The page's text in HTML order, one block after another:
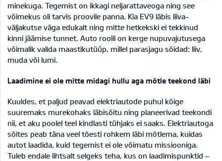
minekuga. Tegemist on ikkagi neljarattaveoga ning see
võimekus oli tarvis proovile panna. Kia EV9 läbis liiva-
väljakutse väga edukalt ning mitte hetkekski ei tekkinud
kinni jäämise tunnet. Auto roolil on kerge nupuvajutusega
võimalik valida maastikutüüp, millel parasjagu sõidad: liiv,
muda või lumi.
Laadimine ei ole mitte midagi hullu aga mõtle teekond läbi
Kuuldes, et paljud peavad elektriautode puhul kõige
suuremaks murekohaks läbisõitu ning planeerivad teekondi
nii, et aku poolel teel kindlasti tühjaks ei saaks. Elektriautoga
sõites peab täna veel tõesti rohkem läbi mõtlema, kuidas
autot laadida, kuid tegemist ei ole võimatu missiooniga.
Tuleb endale lihtsalt selgeks teha, kus on laadimispunktid –